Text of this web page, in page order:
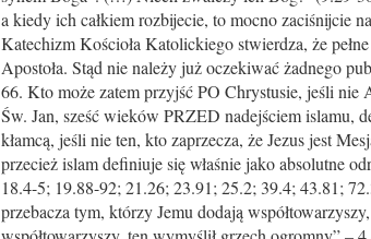
a kiedy ich całkiem rozbijecie, to mocno zaciśnijcie
Katechizm Kościoła Katolickiego stwierdza, że
Apostoła. Stąd nie należy już oczekiwać żadnego
66. Kto może zatem przyjść PO Chrystusie, jeśli nie
Św. Jan, sześć wieków PRZED nadejściem islamu,
kłamcą, jeśli nie ten, kto zaprzecza, że Jezus jest
przecież islam definiuje się właśnie jako absolutne
18.4-5; 19.88-92; 21.26; 23.91; 25.2; 39.4; 43.81;
przebacza tym, którzy Jemu dodają